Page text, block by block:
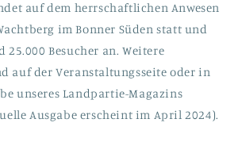
auf dem herrschaftlichen Anwesen
im Bonner Süden statt und
Besucher an. Weitere
auf der Veranstaltungsseite oder in
unseres Landpartie-Magazins
Ausgabe erscheint im April 2024).